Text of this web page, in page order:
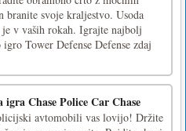
branite svoje kraljestvo. Usoda
v vaših rokah. Igrajte najbolj
igro Tower Defense Defense zdaj
igra Chase Police Car Chase
avtomobili vas lovijo! Držite